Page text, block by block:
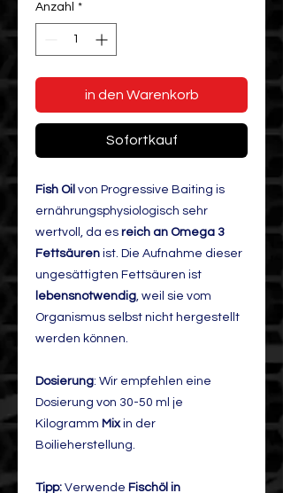
Liter
Anzahl *
in den Warenkorb
Sofortkauf
Fish Oil von Progressive Baiting is
ernährungsphysiologisch sehr
wertvoll, da es reich an Omega 3
Fettsäuren ist. Die Aufnahme dieser
ungesättigten Fettsäuren ist
lebensnotwendig, weil sie vom
Organismus selbst nicht hergestellt
werden können.
Dosierung: Wir empfehlen eine
Dosierung von 30-50 ml je
Kilogramm Mixin der
Boilieherstellung.
Tipp: Verwende Fischöl in